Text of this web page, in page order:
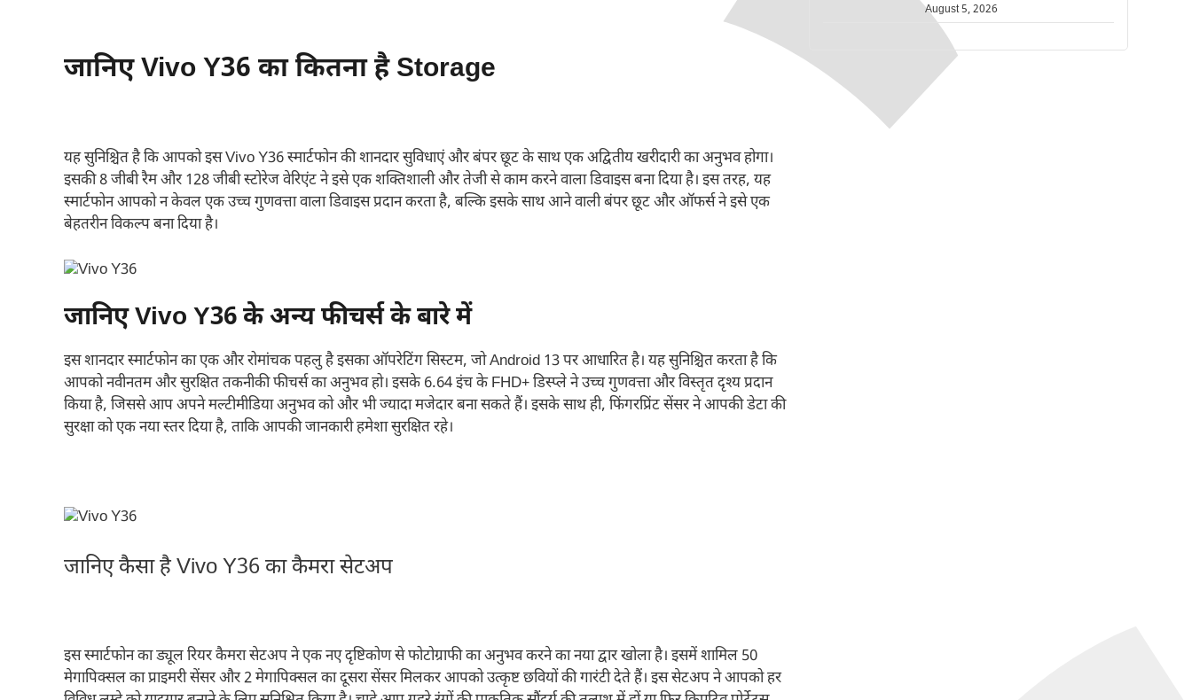
जानिए Vivo Y36 का कितना है Storage
यह सुनिश्चित है कि आपको इस Vivo Y36 स्मार्टफोन की शानदार सुविधाएं और बंपर छूट के साथ एक अद्वितीय खरीदारी का अनुभव होगा।
इसकी 8 जीबी रैम और 128 जीबी स्टोरेज वेरिएंट ने इसे एक शक्तिशाली और तेजी से काम करने वाला डिवाइस बना दिया है। इस तरह, यह
स्मार्टफोन आपको न केवल एक उच्च गुणवत्ता वाला डिवाइस प्रदान करता है, बल्कि इसके साथ आने वाली बंपर छूट और ऑफर्स ने इसे एक
बेहतरीन विकल्प बना दिया है।
जानिए Vivo Y36 के अन्य फीचर्स के बारे में
इस शानदार स्मार्टफोन का एक और रोमांचक पहलु है इसका ऑपरेटिंग सिस्टम, जो Android 13 पर आधारित है। यह सुनिश्चित करता है कि
आपको नवीनतम और सुरक्षित तकनीकी फीचर्स का अनुभव हो। इसके 6.64 इंच के FHD+ डिस्प्ले ने उच्च गुणवत्ता और विस्तृत दृश्य प्रदान
किया है, जिससे आप अपने मल्टीमीडिया अनुभव को और भी ज्यादा मजेदार बना सकते हैं। इसके साथ ही, फिंगरप्रिंट सेंसर ने आपकी डेटा की
सुरक्षा को एक नया स्तर दिया है, ताकि आपकी जानकारी हमेशा सुरक्षित रहे।
जानिए कैसा है Vivo Y36 का कैमरा सेटअप
इस स्मार्टफोन का ड्यूल रियर कैमरा सेटअप ने एक नए दृष्टिकोण से फोटोग्राफी का अनुभव करने का नया द्वार खोला है। इसमें शामिल 50
मेगापिक्सल का प्राइमरी सेंसर और 2 मेगापिक्सल का दूसरा सेंसर मिलकर आपको उत्कृष्ट छवियों की गारंटी देते हैं। इस सेटअप ने आपको हर
August 5, 2026